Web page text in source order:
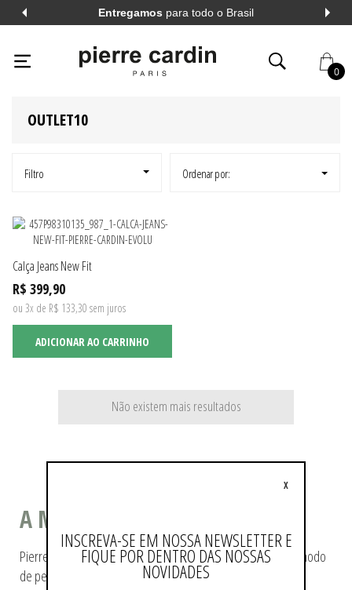
Entregamos para todo o Brasil
0
LONGA
CURTA
PIERRECARDIN OUTLET10 48
Filtro
OUTLET10
Ordenar por:
Calça Jeans New Fit
R$ 399,90
ou 3x de R$ 133,30 sem juros
ADICIONAR AO CARRINHO
Não existem mais resultados
A MODA COMO ESTILO DE VIDA
Pierre Cardin ajudou a tecer a história da moda, pioneiro no modo
de pensá-la e de reproduzi-la.
INSCREVA-SE EM NOSSA NEWSLETTER E
FIQUE POR DENTRO DAS NOSSAS
NOVIDADES
X